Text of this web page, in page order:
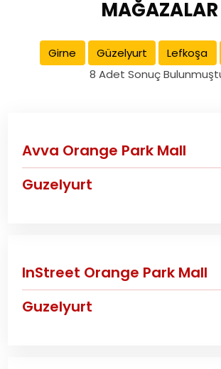
MAĞAZALAR
Girne Güzelyurt Lefkoşa
8 Adet Sonuç
Avva Orange Park Mall
Guzelyurt
InStreet Orange Park Mall
Guzelyurt